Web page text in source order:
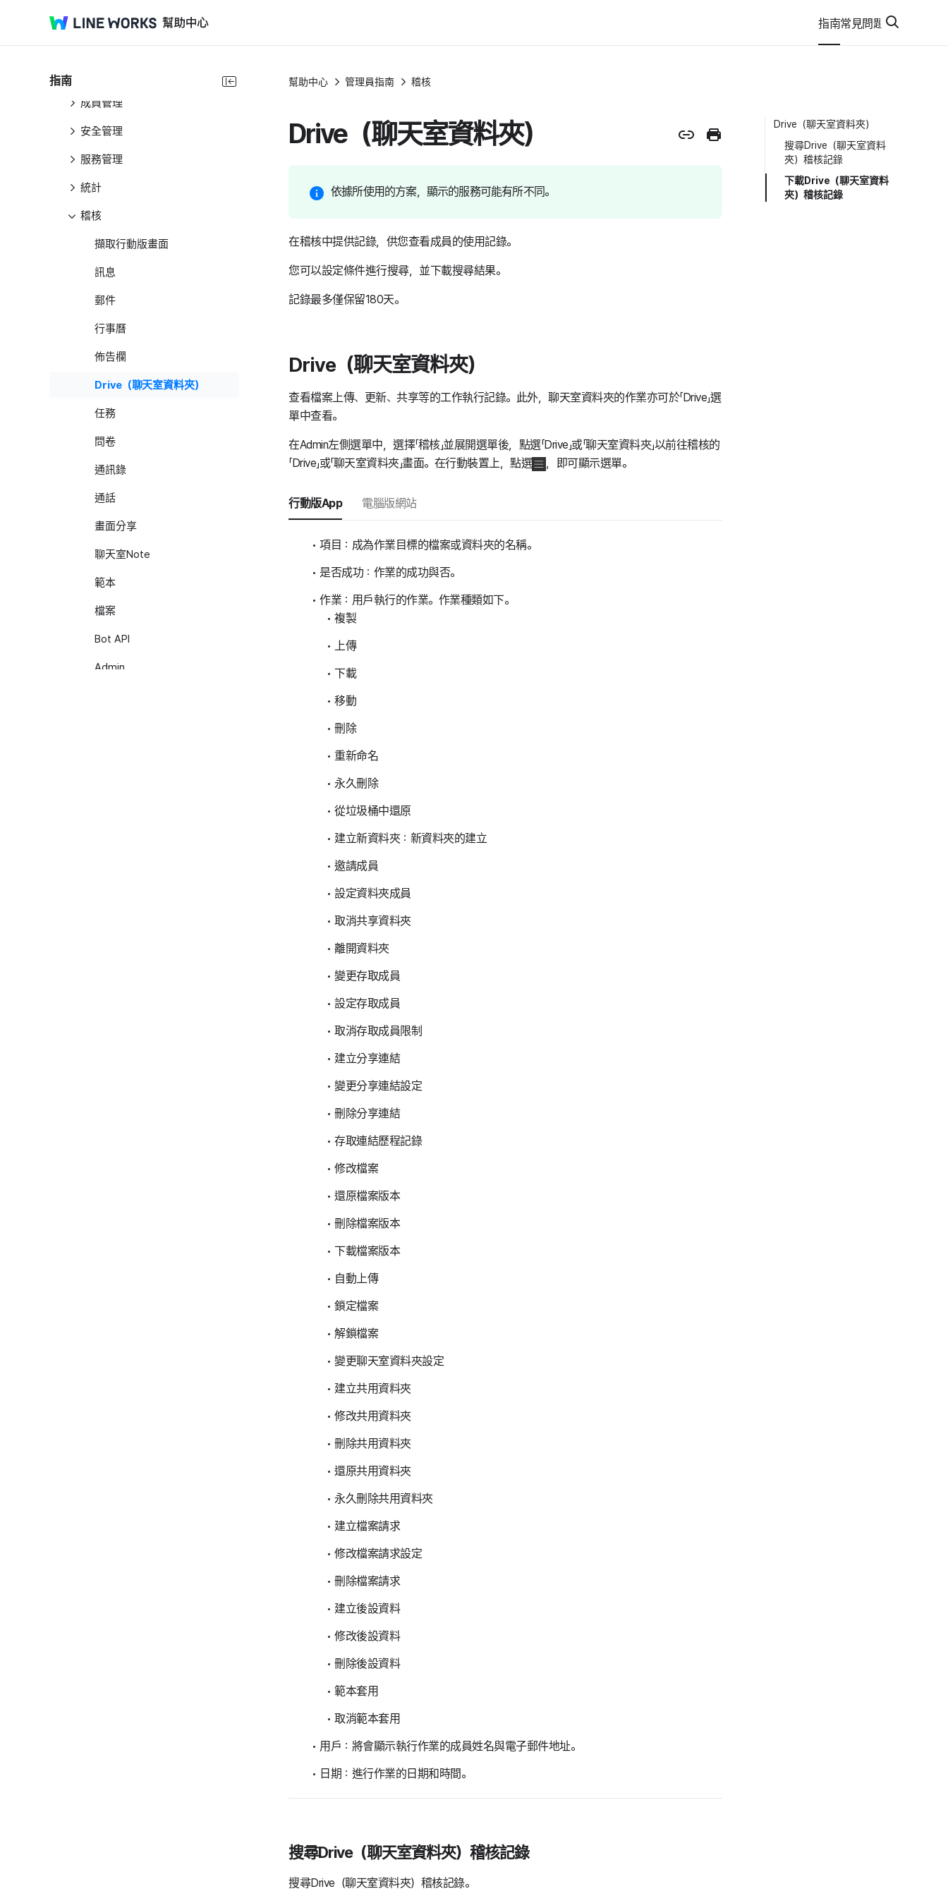
指南常見問題
指南
管理員指南
Admin介紹
成員管理
安全管理
服務管理
統計
稽核
擷取行動版畫面
訊息
郵件
行事曆
佈告欄
Drive（聊天室資料夾）
任務
問卷
通訊錄
通話
畫面分享
聊天室Note
範本
檔案
Bot API
Admin
幫助中心 管理員指南 稽核
Drive（聊天室資料夾）
依據所使用的方案，顯示的服務可能有所不同。
在稽核中提供記錄，供您查看成員的使用記錄。
您可以設定條件進行搜尋，並下載搜尋結果。
記錄最多僅保留180天。
Drive（聊天室資料夾）
查看檔案上傳、更新、共享等的工作執行記錄。此外，聊天室資料夾的作業亦可於「Drive」選
單中查看。
在Admin左側選單中，選擇「稽核」並展開選單後，點選「Drive」或「聊天室資料夾」以前往稽核的
「Drive」或「聊天室資料夾」畫面。在行動裝置上，點選
，即可顯示選單。
行動版App 電腦版網站
項目：成為作業目標的檔案或資料夾的名稱。
是否成功：作業的成功與否。
作業：用戶執行的作業。作業種類如下。
複製
上傳
下載
移動
刪除
重新命名
永久刪除
從垃圾桶中還原
建立新資料夾：新資料夾的建立
邀請成員
設定資料夾成員
取消共享資料夾
離開資料夾
變更存取成員
設定存取成員
取消存取成員限制
建立分享連結
變更分享連結設定
刪除分享連結
存取連結歷程記錄
修改檔案
還原檔案版本
刪除檔案版本
下載檔案版本
自動上傳
鎖定檔案
解鎖檔案
變更聊天室資料夾設定
建立共用資料夾
修改共用資料夾
刪除共用資料夾
還原共用資料夾
永久刪除共用資料夾
建立檔案請求
修改檔案請求設定
刪除檔案請求
建立後設資料
修改後設資料
刪除後設資料
範本套用
取消範本套用
用戶：將會顯示執行作業的成員姓名與電子郵件地址。
日期：進行作業的日期和時間。
搜尋Drive（聊天室資料夾）稽核記錄
搜尋Drive（聊天室資料夾）稽核記錄。
Drive（聊天室資料夾）
搜尋Drive（聊天室資料
夾）稽核記錄
下載Drive（聊天室資料
夾）稽核記錄